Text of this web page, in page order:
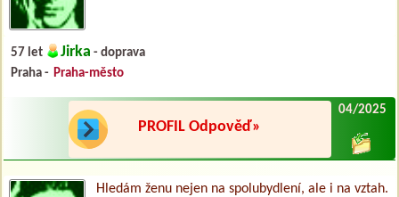
57 let Jirka - doprava
Praha - Praha-město
PROFIL Odpověď»
04/2025
Hledám ženu nejen na spolubydlení, ale i na vztah.